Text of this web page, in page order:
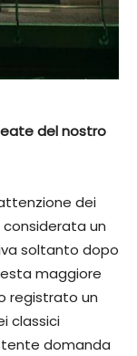
del nostro
dei
considerata un
soltanto dopo
maggiore
registrato un
classici
domanda